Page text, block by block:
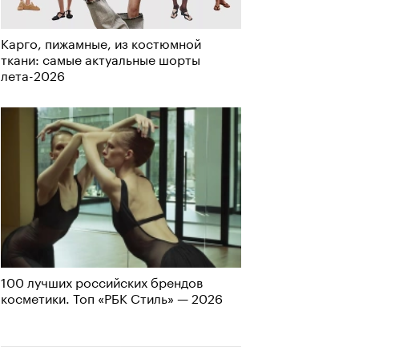
Карго, пижамные, из костюмной
ткани: самые актуальные шорты
лета-2026
100 лучших российских брендов
косметики. Топ «РБК Стиль» — 2026